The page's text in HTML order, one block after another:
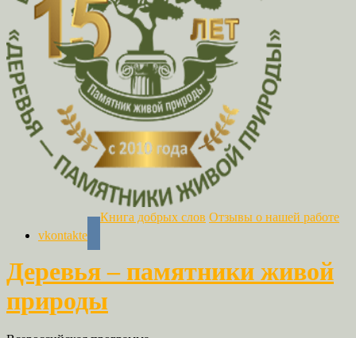
vkontakte
Книга добрых слов Отзывы о нашей работе
Деревья – памятники живой
природы